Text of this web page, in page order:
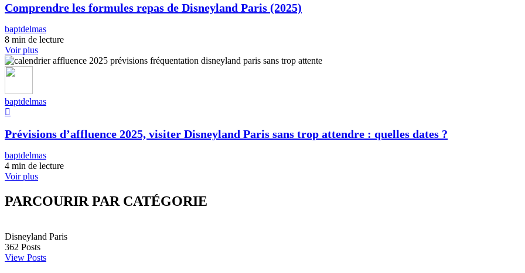
Comprendre les formules repas de Disneyland Paris (2025)
baptdelmas
8 min de lecture
Voir plus
baptdelmas
Prévisions d’affluence 2025, visiter Disneyland Paris sans trop attendre : quelles dates ?
baptdelmas
4 min de lecture
Voir plus
PARCOURIR PAR CATÉGORIE
Disneyland Paris
362 Posts
View Posts